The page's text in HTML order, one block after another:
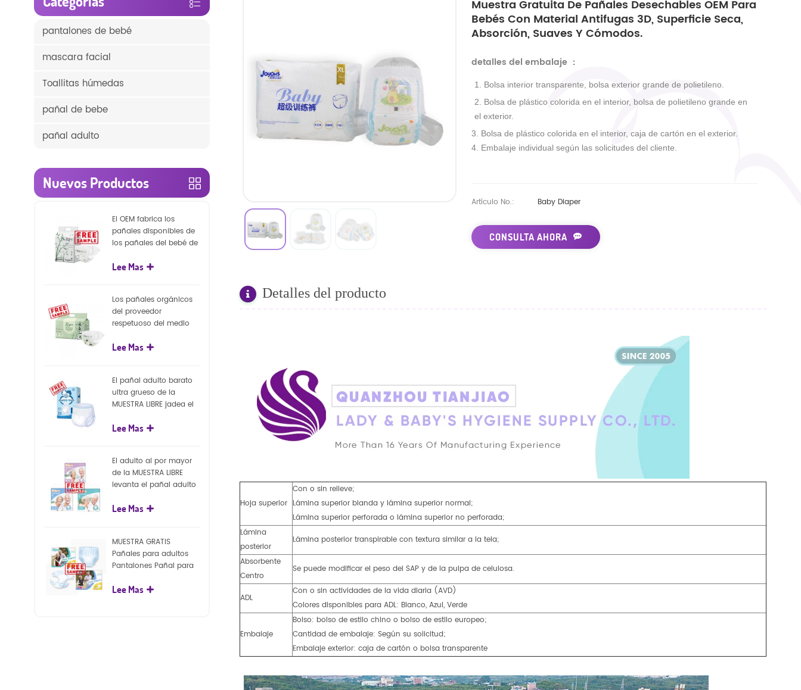
Muestra Gratuita De Pañales Desechables OEM Para
Bebés Con Material Antifugas 3D, Superficie Seca,
Absorción, Suaves Y Cómodos.
detalles del embalaje ：
1. Bolsa interior transparente, bolsa exterior grande de polietileno.
2. Bolsa de plástico colorida en el interior, bolsa de polietileno grande en
el exterior.
3. Bolsa de plástico colorida en el interior, caja de cartón en el exterior.
4. Embalaje individual según las solicitudes del cliente.
Artículo No.: Baby Diaper
CONSULTA AHORA
Detalles del producto
Hoja superior
Con o sin relieve;
Lámina superior blanda y lámina superior normal;
Lámina superior perforada o lámina superior no perforada;
Lámina
posterior
Lámina posterior transpirable con textura similar a la tela;
Absorbente
Centro
Se puede modificar el peso del SAP y de la pulpa de celulosa.
ADL
Con o sin actividades de la vida diaria (AVD)
Colores disponibles para ADL: Blanco, Azul, Verde
Embalaje
Bolso: bolso de estilo chino o bolso de estilo europeo;
Cantidad de embalaje: Según su solicitud;
Embalaje exterior: caja de cartón o bolsa transparente
pantalones de bebé
mascara facial
Toallitas húmedas
pañal de bebe
pañal adulto
Nuevos Productos
El OEM fabrica los
pañales disponibles de
los pañales del bebé de
capa superficial
Lee Mas
Los pañales orgánicos
del proveedor
respetuoso del medio
llegada venden al por
de la naturaleza
Lee Mas
El pañal adulto barato
ultra grueso de la
MUESTRA LIBRE jadea el
para el adulto
Lee Mas
El adulto al por mayor
de la MUESTRA LIBRE
levanta el pañal adulto
pantalones del pañal
Lee Mas
MUESTRA GRATIS
Pañales para adultos
Pantalones Pañal para
para adultos
Lee Mas